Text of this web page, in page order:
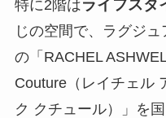
特に2階はライフスタ
じの空間で、ラグジ
の「RACHEL
Couture（レイチェル
ク クチュール）」を国